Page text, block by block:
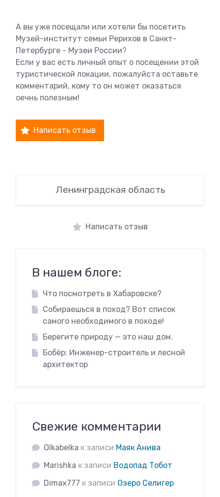
А вы уже посещали или хотели бы посетить
Музей-институт семьи Рерихов в Санкт-
Петербурге - Музеи России?
Если у вас есть личный опыт о посещении этой
туристической локации, пожалуйста оставьте
комментарий, кому то он может оказаться
оечнь полезным!
Написать отзыв
Ленинградская область
Написать отзыв
В нашем блоге:
Что посмотреть в Хабаровске?
Собираешься в поход? Вот список
самого необходимого в походе!
Берегите природу — это наш дом.
Бобёр: Инженер-строитель и лесной
архитектор
Свежие комментарии
Olkabelka к записи Маяк Анива
Marishka к записи Водопад Тобот
Dimax777 к записи Озеро Селигер